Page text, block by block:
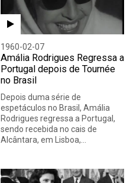
1960-02-07
Amália Rodrigues Regressa a
Portugal depois de Tournée
no Brasil
Depois duma série de
espetáculos no Brasil, Amália
Rodrigues regressa a Portugal,
sendo recebida no cais de
Alcântara, em Lisboa,…